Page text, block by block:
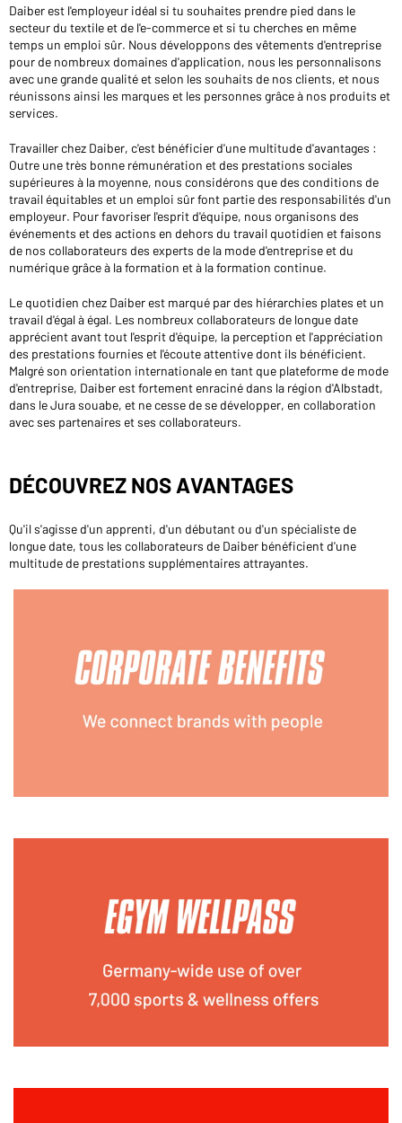
Voudriez-vous acheter des produits pour votre besoin
privé?
Chemin d'accès au shop des clients finaux
Daiber est l'employeur idéal si tu souhaites prendre pied dans le
secteur du textile et de l'e-commerce et si tu cherches en même
temps un emploi sûr. Nous développons des vêtements d'entreprise
pour de nombreux domaines d'application, nous les personnalisons
avec une grande qualité et selon les souhaits de nos clients, et nous
réunissons ainsi les marques et les personnes grâce à nos produits et
services.
Travailler chez Daiber, c'est bénéficier d'une multitude d'avantages :
Outre une très bonne rémunération et des prestations sociales
supérieures à la moyenne, nous considérons que des conditions de
travail équitables et un emploi sûr font partie des responsabilités d'un
employeur. Pour favoriser l'esprit d'équipe, nous organisons des
événements et des actions en dehors du travail quotidien et faisons
de nos collaborateurs des experts de la mode d'entreprise et du
numérique grâce à la formation et à la formation continue.
Le quotidien chez Daiber est marqué par des hiérarchies plates et un
travail d'égal à égal. Les nombreux collaborateurs de longue date
apprécient avant tout l'esprit d'équipe, la perception et l'appréciation
des prestations fournies et l'écoute attentive dont ils bénéficient.
Malgré son orientation internationale en tant que plateforme de mode
d'entreprise, Daiber est fortement enraciné dans la région d'Albstadt,
dans le Jura souabe, et ne cesse de se développer, en collaboration
avec ses partenaires et ses collaborateurs.
DÉCOUVREZ NOS AVANTAGES
Qu'il s'agisse d'un apprenti, d'un débutant ou d'un spécialiste de
longue date, tous les collaborateurs de Daiber bénéficient d'une
multitude de prestations supplémentaires attrayantes.